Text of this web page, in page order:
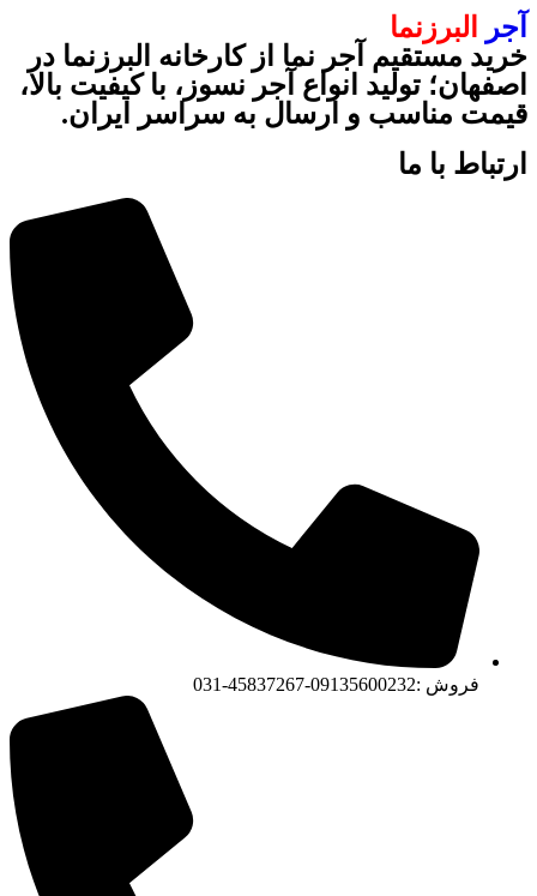
آجر
البرزنما
خرید مستقیم آجر نما از کارخانه البرزنما در
اصفهان؛ تولید انواع آجر نسوز، با کیفیت بالا،
قیمت مناسب و ارسال به سراسر ایران.
ارتباط با ما
فروش :09135600232-45837267-031